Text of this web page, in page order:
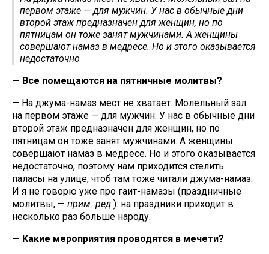
первом этаже — для мужчин. У нас в обычные дни
второй этаж предназначен для женщин, но по
пятницам он тоже занят мужчинами. А женщины
совершают намаз в медресе. Но и этого оказывается
недостаточно
— Все помещаются на пятничные молитвы?
— На джума-намаз мест не хватает. Молельный зал
на первом этаже — для мужчин. У нас в обычные дни
второй этаж предназначен для женщин, но по
пятницам он тоже занят мужчинами. А женщины
совершают намаз в медресе. Но и этого оказывается
недостаточно, поэтому нам приходится стелить
паласы на улице, чтоб там тоже читали джума-намаз.
И я не говорю уже про гаит-намазы (праздничные
молитвы, — прим. ред.): на праздники приходит в
несколько раз больше народу.
— Какие мероприятия проводятся в мечети?